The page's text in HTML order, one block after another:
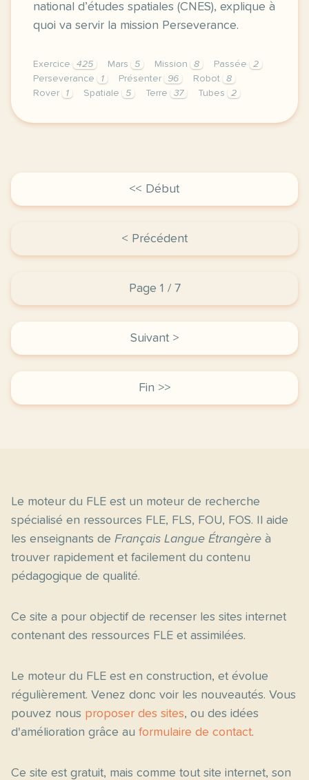
national d’études spatiales (CNES), explique à
quoi va servir la mission Perseverance.
Exercice 425 Mars 5 Mission 8 Passée
2
Perseverance
1 Présenter 96 Robot
8
Rover
1 Spatiale 5 Terre 37 Tubes 2
exercice b1 sciences techniques presenter une
<< Début
< Précédent
Page 1 / 7
Suivant >
Fin >>
Le moteur du FLE est un moteur de recherche
spécialisé en ressources FLE, FLS, FOU, FOS. Il aide
les enseignants de Français Langue Étrangère à
trouver rapidement et facilement du contenu
pédagogique de qualité.
Ce site a pour objectif de recenser les sites internet
contenant des ressources FLE et assimilées.
Le moteur du FLE est en construction, et évolue
régulièrement. Venez donc voir les nouveautés. Vous
pouvez nous proposer des sites, ou des idées
d'amélioration grâce au formulaire de contact.
Ce site est gratuit, mais comme tout site internet, son